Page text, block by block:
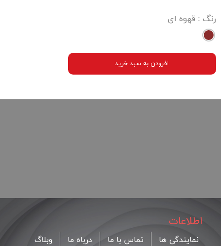
رنگ : قهوه ای
افزودن به سبد خرید
نمایندگی ها تماس با ما درباه ما وبلاگ
اطلاعات